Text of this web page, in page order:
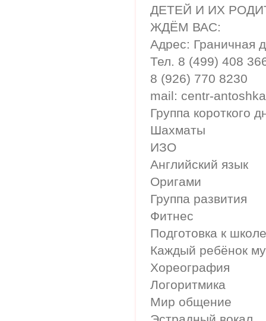
ДЕТЕЙ И ИХ
ЖДЁМ ВАС:
Адрес: Граничная
Тел. 8 (499) 408
8 (926) 770 8230
mail: centr-
Группа короткого
Шахматы
ИЗО
Английский язык
Оригами
Группа развития
Фитнес
Подготовка к школе
Каждый ребёнок
Хореография
Логоритмика
Мир общение